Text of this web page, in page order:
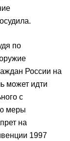
по
России на
может идти
с
меры
на
1997